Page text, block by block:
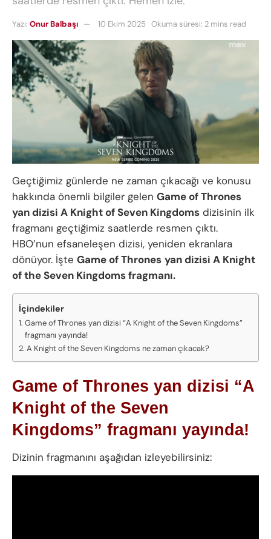
Yazı: Onur Balbaşı 10 Ekim 2025 Okuma süresi: 2 mins read
Geçtiğimiz günlerde ne zaman çıkacağı ve konusu
hakkında önemli bilgiler gelen Game of Thrones
yan dizisi A Knight of Seven Kingdoms dizisinin ilk
fragmanı geçtiğimiz saatlerde resmen çıktı.
HBO’nun efsaneleşen dizisi, yeniden ekranlara
dönüyor. İşte Game of Thrones yan dizisi A Knight
of the Seven Kingdoms fragmanı.
İçindekiler
Game of Thrones yan dizisi “A Knight of the Seven Kingdoms”
fragmanı yayında!
A Knight of the Seven Kingdoms ne zaman çıkacak?
Game of Thrones yan dizisi “A
Knight of the Seven
Kingdoms” fragmanı yayında!
Dizinin fragmanını aşağıdan izleyebilirsiniz: